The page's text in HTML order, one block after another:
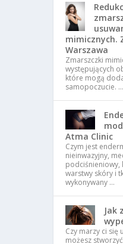
mimicznych.
Warszawa
Zmarszczki
występujących
które mogą
samopoczucie. …
Atma Clinic
Czym jest
nieinwazyjny,
podciśnieniowy,
warstwy skóry i
wykonywany …
Jak
Czy marzy ci się
możesz